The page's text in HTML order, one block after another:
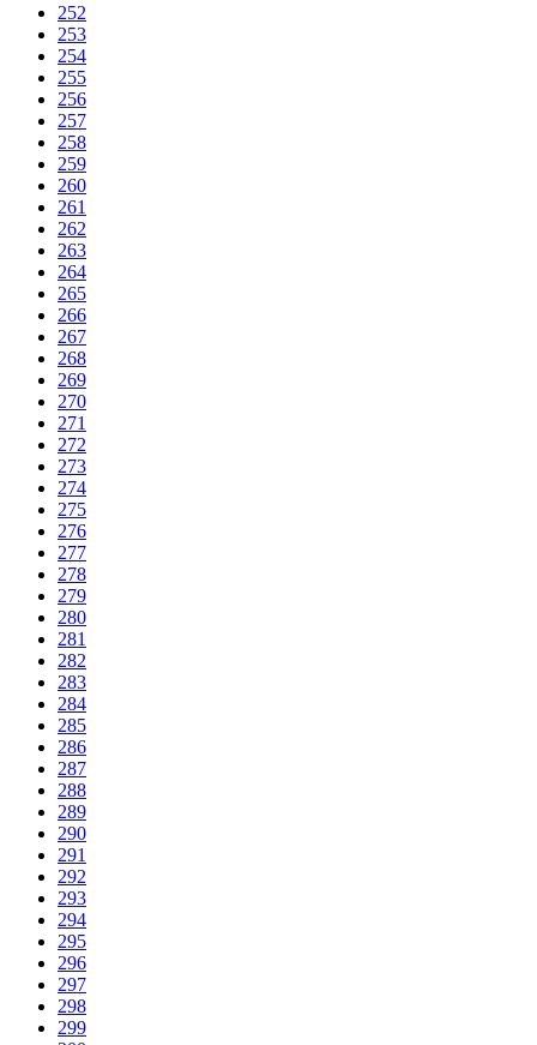
252
253
254
255
256
257
258
259
260
261
262
263
264
265
266
267
268
269
270
271
272
273
274
275
276
277
278
279
280
281
282
283
284
285
286
287
288
289
290
291
292
293
294
295
296
297
298
299